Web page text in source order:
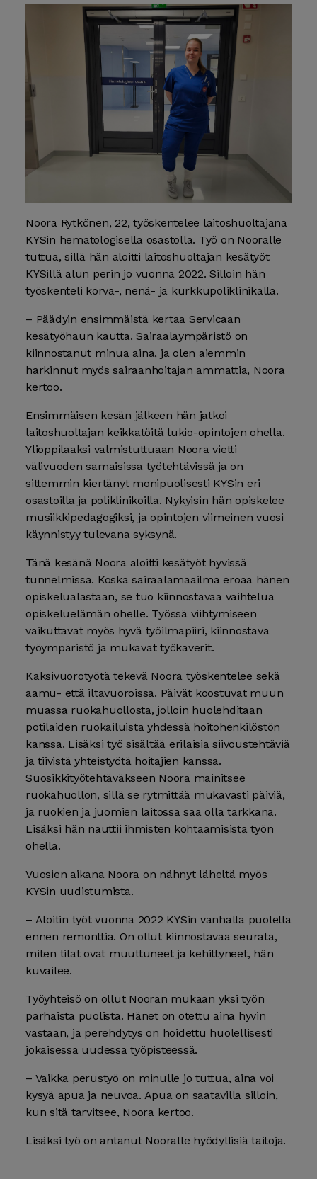
Noora Rytkönen, 22, työskentelee laitoshuoltajana
KYSin hematologisella osastolla. Työ on Nooralle
tuttua, sillä hän aloitti laitoshuoltajan kesätyöt
KYSillä alun perin jo vuonna 2022. Silloin hän
työskenteli korva-, nenä- ja kurkkupoliklinikalla.
– Päädyin ensimmäistä kertaa Servicaan
kesätyöhaun kautta. Sairaalaympäristö on
kiinnostanut minua aina, ja olen aiemmin
harkinnut myös sairaanhoitajan ammattia, Noora
kertoo.
Ensimmäisen kesän jälkeen hän jatkoi
laitoshuoltajan keikkatöitä lukio-opintojen ohella.
Ylioppilaaksi valmistuttuaan Noora vietti
välivuoden samaisissa työtehtävissä ja on
sittemmin kiertänyt monipuolisesti KYSin eri
osastoilla ja poliklinikoilla. Nykyisin hän opiskelee
musiikkipedagogiksi, ja opintojen viimeinen vuosi
käynnistyy tulevana syksynä.
Tänä kesänä Noora aloitti kesätyöt hyvissä
tunnelmissa. Koska sairaalamaailma eroaa hänen
opiskelualastaan, se tuo kiinnostavaa vaihtelua
opiskeluelämän ohelle. Työssä viihtymiseen
vaikuttavat myös hyvä työilmapiiri, kiinnostava
työympäristö ja mukavat työkaverit.
Kaksivuorotyötä tekevä Noora työskentelee sekä
aamu- että iltavuoroissa. Päivät koostuvat muun
muassa ruokahuollosta, jolloin huolehditaan
potilaiden ruokailuista yhdessä hoitohenkilöstön
kanssa. Lisäksi työ sisältää erilaisia siivoustehtäviä
ja tiivistä yhteistyötä hoitajien kanssa.
Suosikkityötehtäväkseen Noora mainitsee
ruokahuollon, sillä se rytmittää mukavasti päiviä,
ja ruokien ja juomien laitossa saa olla tarkkana.
Lisäksi hän nauttii ihmisten kohtaamisista työn
ohella.
Vuosien aikana Noora on nähnyt läheltä myös
KYSin uudistumista.
– Aloitin työt vuonna 2022 KYSin vanhalla puolella
ennen remonttia. On ollut kiinnostavaa seurata,
miten tilat ovat muuttuneet ja kehittyneet, hän
kuvailee.
Työyhteisö on ollut Nooran mukaan yksi työn
parhaista puolista. Hänet on otettu aina hyvin
vastaan, ja perehdytys on hoidettu huolellisesti
jokaisessa uudessa työpisteessä.
– Vaikka perustyö on minulle jo tuttua, aina voi
kysyä apua ja neuvoa. Apua on saatavilla silloin,
kun sitä tarvitsee, Noora kertoo.
Lisäksi työ on antanut Nooralle hyödyllisiä taitoja.